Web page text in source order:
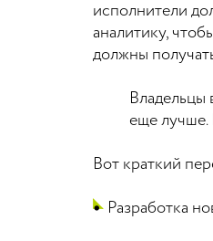
исполнители
аналитику,
должны
Владельцы
еще
Вот краткий
Разработка